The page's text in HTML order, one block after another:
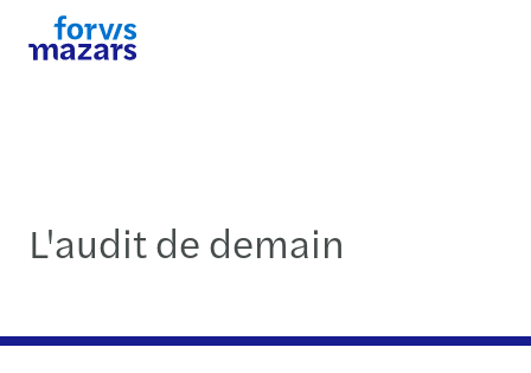
L'audit de demain